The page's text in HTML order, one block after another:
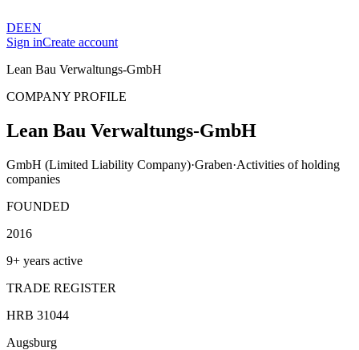
DEEN
Sign inCreate account
Lean Bau Verwaltungs-GmbH
COMPANY PROFILE
Lean Bau Verwaltungs-GmbH
GmbH (Limited Liability Company)·Graben·Activities of holding
companies
FOUNDED
2016
9+ years active
TRADE REGISTER
HRB 31044
Augsburg